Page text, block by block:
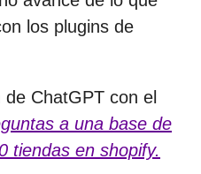
los plugins de
ChatGPT con el
a una base de
tiendas en shopify.